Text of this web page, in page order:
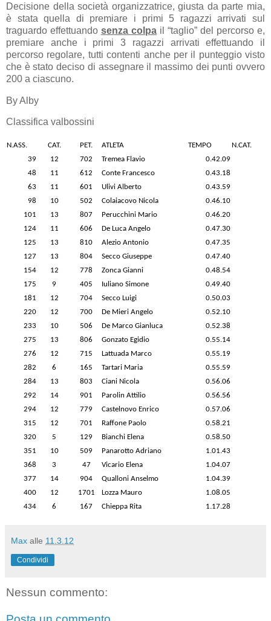
Decisione della società organizzatrice, giusta da parte mia,
è stata quella di premiare i primi 5 ragazzi arrivati sul
traguardo effettuando senza colpa il “taglio” del percorso e,
premiare anche i primi 3 ragazzi arrivati effettuando il
percorso regolare, tutti contenti anche per il punteggio visto
che è stato deciso di assegnare il massimo dei punti ovvero
200 a ciascuno.
By Alby
Classifica valbossini
N.ASS. CAT. PET. ATLETA TEMPO
N.CAT.
39
12 702 Tremea Flavio
0.42.09
48
11 612 Conte Francesco
0.43.18
63
11 601 Ulivi Alberto
0.43.59
98
10 502 Colaiacovo Nicola
0.46.10
101
13 807 Perucchini Mario
0.46.20
124
11 606 De Luca Angelo
0.47.30
125
13 810 Alezio Antonio
0.47.35
127
13 804 Secco Giuseppe
0.47.40
154
12 778 Zonca Gianni
0.48.54
175
9 405 Iuliano Simone
0.49.40
181
12 704 Secco Luigi
0.50.03
220
12 700 De Mieri Angelo
0.52.10
233
10 506 De Marco Gianluca
0.52.38
275
13 806 Gonzato Egidio
0.55.14
276
12 715 Lattuada Marco
0.55.19
282
6 165 Tartari Maria
0.55.59
284
13 803 Ciani Nicola
0.56.06
292
14 901 Parolin Attilio
0.56.56
294
12 779 Castelnovo Enrico
0.57.06
315
12 701 Raffone Paolo
0.58.21
320
5 129 Bianchi Elena
0.58.50
351
10 509 Panarotto Adriano
1.01.43
368
3 47 Vicario Elena
1.04.07
377
14 904 Qualloni Anselmo
1.04.39
400
12 1701 Lozza Mauro
1.08.05
434
6 167 Chieppa Rita 1.17.28
Max alle 11.3.12
Condividi
Nessun commento: